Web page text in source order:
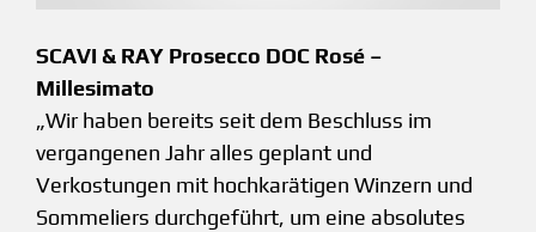
SCAVI & RAY Prosecco DOC Rosé –
Millesimato
„Wir haben bereits seit dem Beschluss im
vergangenen Jahr alles geplant und
Verkostungen mit hochkarätigen Winzern und
Sommeliers durchgeführt, um eine absolutes